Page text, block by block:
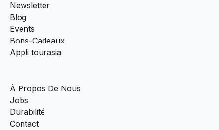
Newsletter
Blog
Events
Bons-Cadeaux
Appli tourasia
À Propos De Nous
Jobs
Durabilité
Contact